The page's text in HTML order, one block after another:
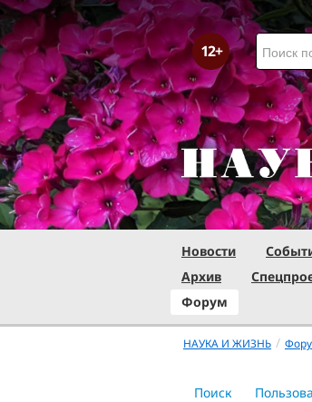
Новости
Архив
Форум
НАУКА И ЖИЗНЬ /
Поиск